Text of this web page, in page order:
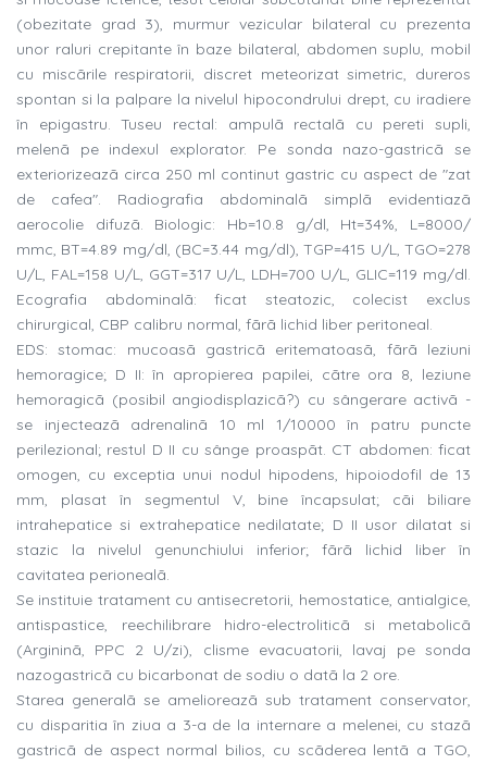
(obezitate grad 3), murmur vezicular bilateral cu prezenta
unor raluri crepitante în baze bilateral, abdomen suplu, mobil
cu miscãrile respiratorii, discret meteorizat simetric, dureros
spontan si la palpare la nivelul hipocondrului drept, cu iradiere
în epigastru. Tuseu rectal: ampulã rectalã cu pereti supli,
melenã pe indexul explorator. Pe sonda nazo-gastricã se
exteriorizeazã circa 250 ml continut gastric cu aspect de "zat
de cafea". Radiografia abdominalã simplã evidentiazã
aerocolie difuzã. Biologic: Hb=10.8 g/dl, Ht=34%, L=8000/
mmc, BT=4.89 mg/dl, (BC=3.44 mg/dl), TGP=415 U/L, TGO=278
U/L, FAL=158 U/L, GGT=317 U/L, LDH=700 U/L, GLIC=119 mg/dl.
Ecografia abdominalã: ficat steatozic, colecist exclus
chirurgical, CBP calibru normal, fãrã lichid liber peritoneal.
EDS: stomac: mucoasã gastricã eritematoasã, fãrã leziuni
hemoragice; D II: în apropierea papilei, cãtre ora 8, leziune
hemoragicã (posibil angiodisplazicã?) cu sângerare activã -
se injecteazã adrenalinã 10 ml 1/10000 în patru puncte
perilezional; restul D II cu sânge proaspãt. CT abdomen: ficat
omogen, cu exceptia unui nodul hipodens, hipoiodofil de 13
mm, plasat în segmentul V, bine încapsulat; cãi biliare
intrahepatice si extrahepatice nedilatate; D II usor dilatat si
stazic la nivelul genunchiului inferior; fãrã lichid liber în
cavitatea perionealã.
Se instituie tratament cu antisecretorii, hemostatice, antialgice,
antispastice, reechilibrare hidro-electroliticã si metabolicã
(Argininã, PPC 2 U/zi), clisme evacuatorii, lavaj pe sonda
nazogastricã cu bicarbonat de sodiu o datã la 2 ore.
Starea generalã se amelioreazã sub tratament conservator,
cu disparitia în ziua a 3-a de la internare a melenei, cu stazã
gastricã de aspect normal bilios, cu scãderea lentã a TGO,